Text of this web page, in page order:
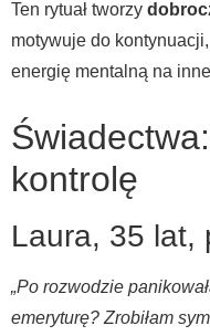
Ten rytuał tworzy
motywuje do
energię mentalną na
kontrolę
Laura, 35 lat,
„Po rozwodzie
emeryturę? Zrobiłam